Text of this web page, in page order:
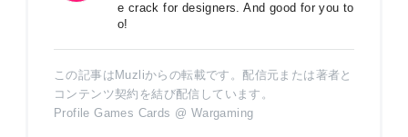
e crack for designers. And good for you to
o!
この記事はMuzliからの転載です。配信元または著者と
コンテンツ契約を結び配信しています。
Profile Games Cards @ Wargaming